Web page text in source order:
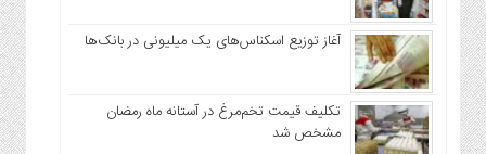
آغاز توزیع اسکناس‌های یک میلیونی در بانک‌ها
تکلیف قیمت تخم‌مرغ در آستانه ماه رمضان
مشخص شد